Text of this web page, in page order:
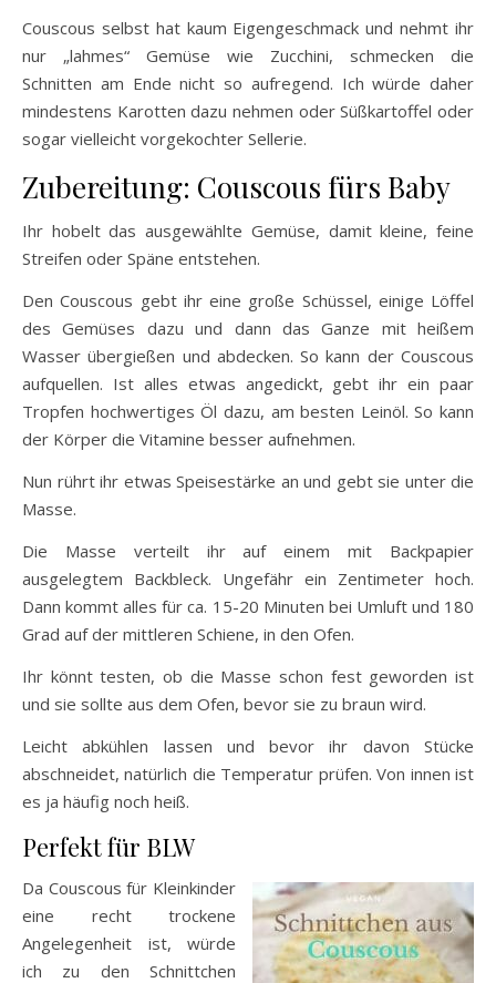
Couscous selbst hat kaum Eigengeschmack und nehmt ihr
nur „lahmes“ Gemüse wie Zucchini, schmecken die
Schnitten am Ende nicht so aufregend. Ich würde daher
mindestens Karotten dazu nehmen oder Süßkartoffel oder
sogar vielleicht vorgekochter Sellerie.
Zubereitung: Couscous fürs Baby
Ihr hobelt das ausgewählte Gemüse, damit kleine, feine
Streifen oder Späne entstehen.
Den Couscous gebt ihr eine große Schüssel, einige Löffel
des Gemüses dazu und dann das Ganze mit heißem
Wasser übergießen und abdecken. So kann der Couscous
aufquellen. Ist alles etwas angedickt, gebt ihr ein paar
Tropfen hochwertiges Öl dazu, am besten Leinöl. So kann
der Körper die Vitamine besser aufnehmen.
Nun rührt ihr etwas Speisestärke an und gebt sie unter die
Masse.
Die Masse verteilt ihr auf einem mit Backpapier
ausgelegtem Backbleck. Ungefähr ein Zentimeter hoch.
Dann kommt alles für ca. 15-20 Minuten bei Umluft und 180
Grad auf der mittleren Schiene, in den Ofen.
Ihr könnt testen, ob die Masse schon fest geworden ist
und sie sollte aus dem Ofen, bevor sie zu braun wird.
Leicht abkühlen lassen und bevor ihr davon Stücke
abschneidet, natürlich die Temperatur prüfen. Von innen ist
es ja häufig noch heiß.
Perfekt für BLW
Da Couscous für Kleinkinder
eine recht trockene
Angelegenheit ist, würde
ich zu den Schnittchen